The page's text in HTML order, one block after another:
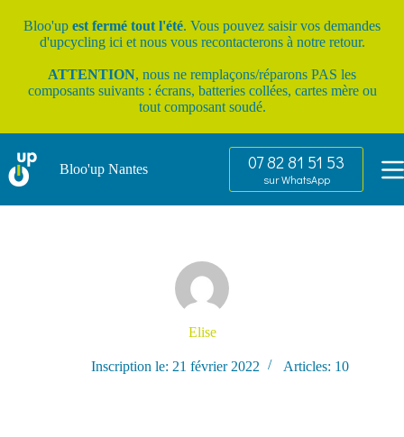
contenu
Bloo'up est fermé tout l'été. Vous pouvez saisir vos demandes
d'upcycling ici et nous vous recontacterons à notre retour.
ATTENTION, nous ne remplaçons/réparons PAS les
composants suivants : écrans, batteries collées, cartes mère ou
tout composant soudé.
Bloo'up Nantes 07 82 81 51 53
sur WhatsApp
Elise
Inscription le: 21 février 2022 Articles: 10